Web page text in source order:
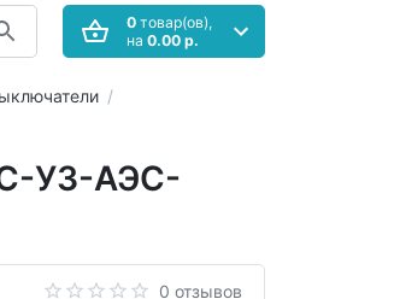
0товар(ов),
на 0.00 р.
У3-АЭС-
0 отзывов